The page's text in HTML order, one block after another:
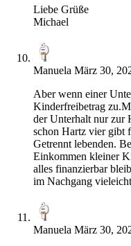
Liebe Grüße
Michael
Manuela März 30,
Aber wenn einer
Kinderfreibetrag
der Unterhalt nur zur
schon Hartz vier gibt
Getrennt lebenden.
Einkommen kleiner
alles finanzierbar
im Nachgang
Manuela März 30,